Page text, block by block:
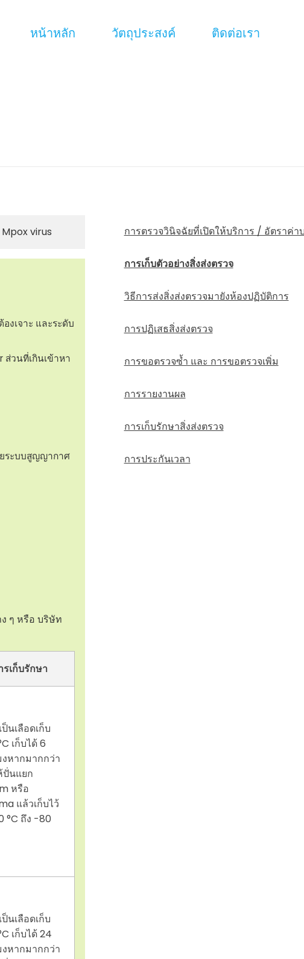
หน้าหลัก วัตถุประสงค์ ติดต่อเรา
virus
งเจาะ และระดับ
ส่วนที่เกินเข้าหา
ยระบบสูญญากาศ
ๆ หรือ บริษัท
รเก็บรักษา
นเลือดเก็บ
เก็บได้ 6
หากมากกว่า
นแยก
หรือ
แล้วเก็บไว้
°C ถึง -80
นเลือดเก็บ
เก็บได้ 24
หากมากกว่า
การตรวจวินิจฉัยที่เปิดให้บริการ / อัตราค่า
การเก็บตัวอย่างสิ่งส่งตรวจ
วิธีการส่งสิ่งส่งตรวจมายังห้องปฏิบัติการ
การปฏิเสธสิ่งส่งตรวจ
การขอตรวจซ้ำ และ การขอตรวจเพิ่ม
การรายงานผล
การเก็บรักษาสิ่งส่งตรวจ
การประกันเวลา